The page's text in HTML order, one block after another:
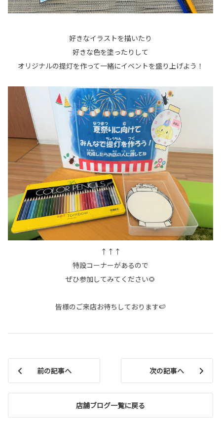
好きなイラストを描いたり
好きな色を塗ったりして
オリジナルの提灯を作って一緒にイベントを盛り上げよう！
↑↑↑
特設コーナーがあるので
ぜひ参加してみてください🌻
皆様のご来店お待ちしております🍉
前の記事へ
店舗ブログ一覧に戻る
次の記事へ